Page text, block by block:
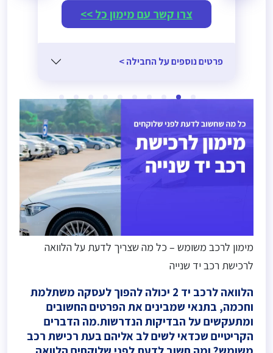
צרו קשר עם מימון כל >>
פרטים נוספים על החבילה >
מימון לרכב משומש – כל מה שצריך לדעת על הלוואה
לרכישת רכב יד שנייה
הלוואה לרכב יד 2 יכולה להפוך לעסקה משתלמת
וחכמה, בתנאי שמבינים את הפרטים החשובים
ומתעקשים על הבדיקות הנדרשות.מה הדברים
הקריטיים שכדאי לשים לב אליהם בעת רכישת רכב